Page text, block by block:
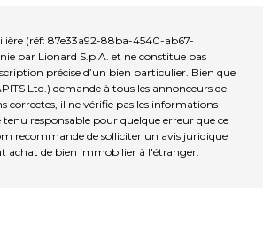
(réf: 87e33a92-88ba-4540-ab67-
par Lionard S.p.A. et ne constitue pas
précise d’un bien particulier. Bien que
Ltd.) demande à tous les annonceurs de
correctes, il ne vérifie pas les informations
responsable pour quelque erreur que ce
recommande de solliciter un avis juridique
achat de bien immobilier à l'étranger.